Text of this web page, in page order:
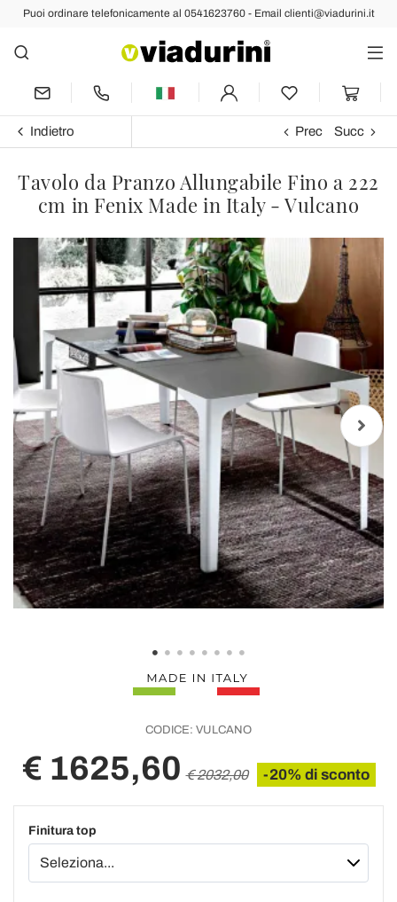
Puoi ordinare telefonicamente al 0541623760 - Email clienti@viadurini.it
Indietro Prec Succ
Tavolo da Pranzo Allungabile Fino a 222
cm in Fenix Made in Italy - Vulcano
CODICE: VULCANO
€ 1625,60 € 2032,00 -20% di sconto
Finitura top